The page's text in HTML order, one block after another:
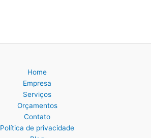
Home
Empresa
Serviços
Orçamentos
Contato
Política de privacidade